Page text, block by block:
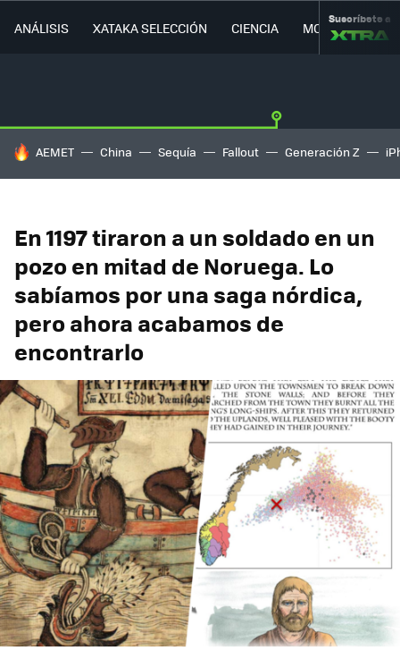
ANÁLISIS XATAKA SELECCIÓN CIENCIA MOVILIDAD
Suscríbete a
HOY SE HABLA DE
AEMET China Sequía Fallout Generación Z
En 1197 tiraron a un soldado en un
pozo en mitad de Noruega. Lo
sabíamos por una saga nórdica,
pero ahora acabamos de
encontrarlo